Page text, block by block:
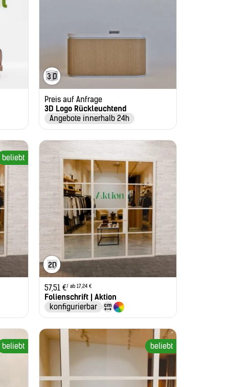
Preis auf Anfrage
3D Logo Rückleuchtend
Angebote innerhalb 24h
beliebt
57,51 €/ ab 17,24 €
Folienschrift | Aktion
konfigurierbar
beliebt beliebt